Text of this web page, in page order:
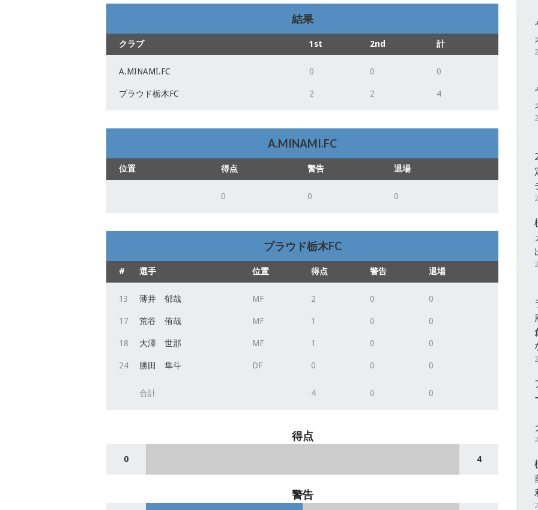
結果
クラブ 1st 2nd 計
A.MINAMI.FC 0 0 0
プラウド栃木FC 2 2 4
A.MINAMI.FC
位置 得点 警告 退場
0 0 0
プラウド栃木FC
# 選手 位置 得点 警告 退場
13 薄井 郁哉 MF 2 0 0
17 荒谷 侑哉 MF 1 0 0
18 大澤 世那 MF 1 0 0
24 勝田 隼斗 DF 0 0 0
合計 4 0 0
得点
0 4
警告